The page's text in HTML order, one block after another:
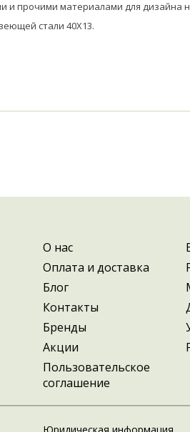
и прочими материалами для дизайна
стали 40Х13.
О нас
Оплата и доставка
Блог
Контакты
Бренды
Акции
Пользовательское
соглашение